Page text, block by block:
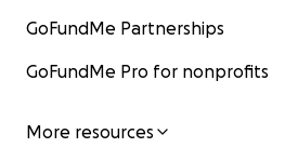
GoFundMe Partnerships
GoFundMe Pro for nonprofits
More resources